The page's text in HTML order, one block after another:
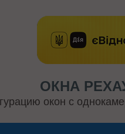
ОКНА
окон с